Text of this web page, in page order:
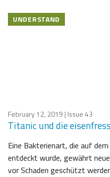
UNDERSTAND
February 12, 2019 | Issue 43
Titanic und die
Eine Bakterienart, die auf
entdeckt wurde, gewährt
vor Schaden geschützt